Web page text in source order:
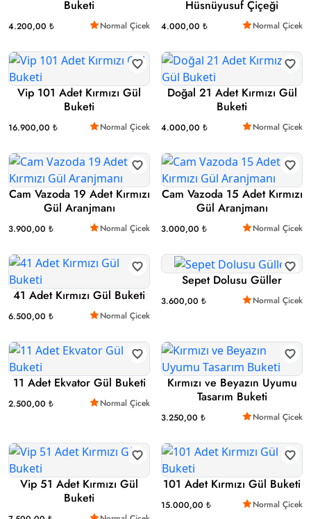
Buketi
4.200,00 ₺ Normal Çicek
Hüsnüyusuf Çiçeği
4.000,00 ₺ Normal Çicek
Vip 101 Adet Kırmızı Gül
Buketi
16.900,00 ₺ Normal Çicek
Doğal 21 Adet Kırmızı Gül
Buketi
4.000,00 ₺ Normal Çicek
Cam Vazoda 19 Adet Kırmızı
Gül Aranjmanı
3.900,00 ₺ Normal Çicek
Cam Vazoda 15 Adet Kırmızı
Gül Aranjmanı
3.000,00 ₺ Normal Çicek
41 Adet Kırmızı Gül Buketi
6.500,00 ₺ Normal Çicek
Sepet Dolusu Güller
3.600,00 ₺ Normal Çicek
11 Adet Ekvator Gül Buketi
2.500,00 ₺ Normal Çicek
Kırmızı ve Beyazın Uyumu
Tasarım Buketi
3.250,00 ₺ Normal Çicek
Vip 51 Adet Kırmızı Gül
Buketi
101 Adet Kırmızı Gül Buketi
15.000,00 ₺ Normal Çicek